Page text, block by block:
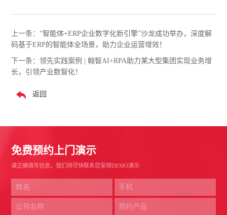
上一条：“智能体+ERP企业数字化新引擎”沙龙成功举办，深度解
码基于ERP的智能体全场景，助力企业运营增效！
下一条：领先实践案例 | 翰智AI+RPA助力某大型集团实现业务增
长，引领产业数智化！
返回
免费预约上门演示
请正确填写信息，我们将尽快联系您安排DEMO演示